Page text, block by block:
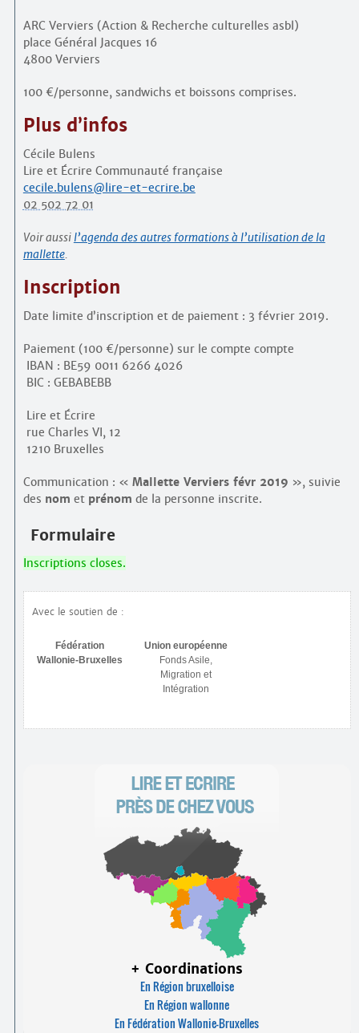
ARC Verviers (Action & Recherche culturelles asbl)
place Général Jacques 16
4800 Verviers
100 €/personne, sandwichs et boissons comprises.
Plus d’infos
Cécile Bulens
Lire et Écrire Communauté française
cecile.bulens@lire-et-ecrire.be
02 502 72 01
Voir aussi l’agenda des autres formations à l’utilisation de la
mallette.
Inscription
Date limite d’inscription et de paiement : 3 février 2019.
Paiement (100 €/personne) sur le compte compte
IBAN : BE59 0011 6266 4026
BIC : GEBABEBB
Lire et Écrire
rue Charles VI, 12
1210 Bruxelles
Communication : « Mallette Verviers févr 2019 », suivie
des nom et prénom de la personne inscrite.
Formulaire
Inscriptions closes.
Avec le soutien de :
Fédération
Wallonie-Bruxelles
Union européenne
Fonds Asile,
Migration et
Intégration
+ Coordinations
En Région bruxelloise
En Région wallonne
En Fédération Wallonie-Bruxelles